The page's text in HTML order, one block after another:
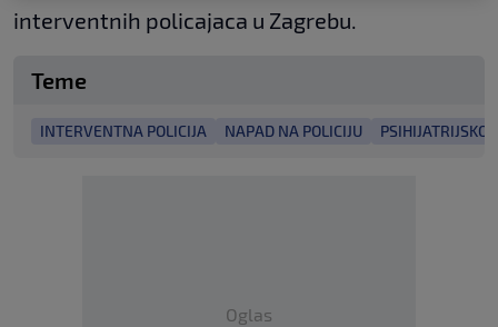
interventnih policajaca u Zagrebu.
Teme
INTERVENTNA POLICIJA NAPAD NA POLICIJU PSIHIJATRIJSKO
Oglas